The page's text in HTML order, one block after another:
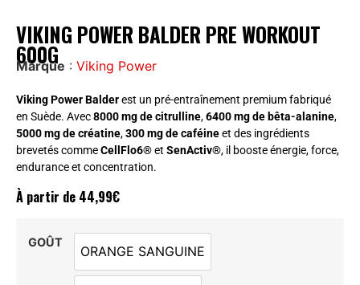
VIKING POWER BALDER PRE WORKOUT
600G
Marque : Viking Power
Viking Power Balderest un pré-entraînement premium fabriqué
en Suède. Avec8000 mg de citrulline,6400 mg de bêta-alanine,
5000 mg de créatine,300 mg de caféineet des ingrédients
brevetés commeCellFlo6®et SenActiv®, il booste énergie, force,
endurance et concentration.
À partir de 44,99€
GOÛT
ORANGE SANGUINE
ORANGE SANGUINE